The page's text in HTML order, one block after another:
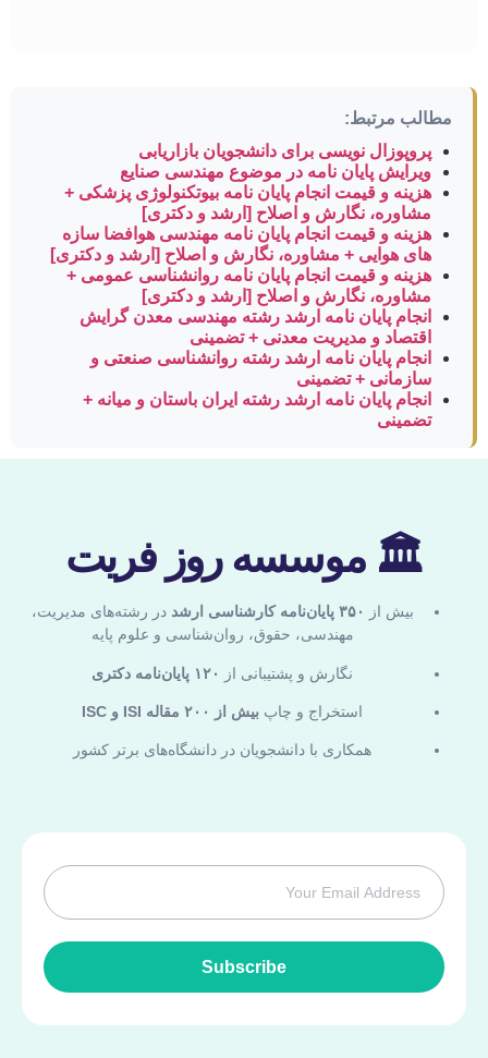
مطالب مرتبط:
پروپوزال نویسی برای دانشجویان بازاریابی
ویرایش پایان نامه در موضوع مهندسی صنایع
هزینه و قیمت انجام پایان نامه بیوتکنولوژی پزشکی +
مشاوره، نگارش و اصلاح [ارشد و دکتری]
هزینه و قیمت انجام پایان نامه مهندسی هوافضا سازه
های هوایی + مشاوره، نگارش و اصلاح [ارشد و دکتری]
هزینه و قیمت انجام پایان نامه روانشناسی عمومی +
مشاوره، نگارش و اصلاح [ارشد و دکتری]
انجام پایان نامه ارشد رشته مهندسی معدن گرایش
اقتصاد و مدیریت معدنی + تضمینی
انجام پایان نامه ارشد رشته روانشناسی صنعتی و
سازمانی + تضمینی
انجام پایان نامه ارشد رشته ایران باستان و میانه +
تضمینی
🏛 موسسه روز فریت
بیش از ۳۵۰ پایان‌نامه کارشناسی ارشد
در رشته‌های مدیریت،
مهندسی، حقوق، روان‌شناسی و علوم پایه
نگارش و پشتیبانی از ۱۲۰ پایان‌نامه دکتری
استخراج و چاپ بیش از ۲۰۰ مقاله ISI و ISC
همکاری با دانشجویان در دانشگاه‌های برتر کشور
Subscribe